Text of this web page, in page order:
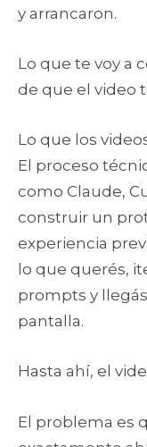
y arrancaron.
Lo que te voy a
de que el video
Lo que los
El proceso
como Claude,
construir un
experiencia
lo que querés,
prompts y
pantalla.
Hasta ahí, el
El problema es